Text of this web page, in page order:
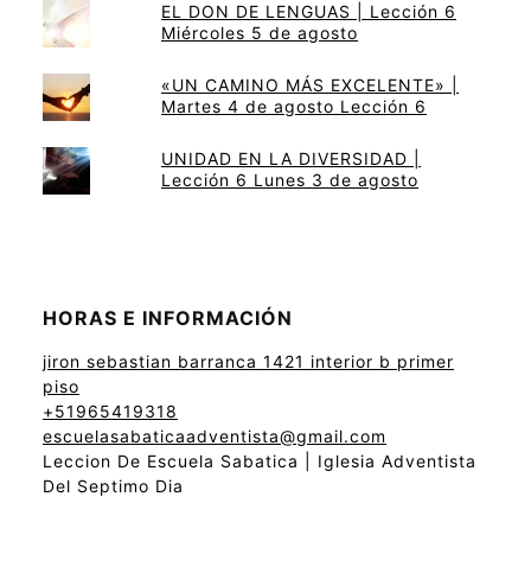
EL DON DE LENGUAS | Lección 6
Miércoles 5 de agosto
«UN CAMINO MÁS EXCELENTE» |
Martes 4 de agosto Lección 6
UNIDAD EN LA DIVERSIDAD |
Lección 6 Lunes 3 de agosto
HORAS E INFORMACIÓN
jiron sebastian barranca 1421 interior b primer
piso
+51965419318
escuelasabaticaadventista@gmail.com
Leccion De Escuela Sabatica | Iglesia Adventista
Del Septimo Dia